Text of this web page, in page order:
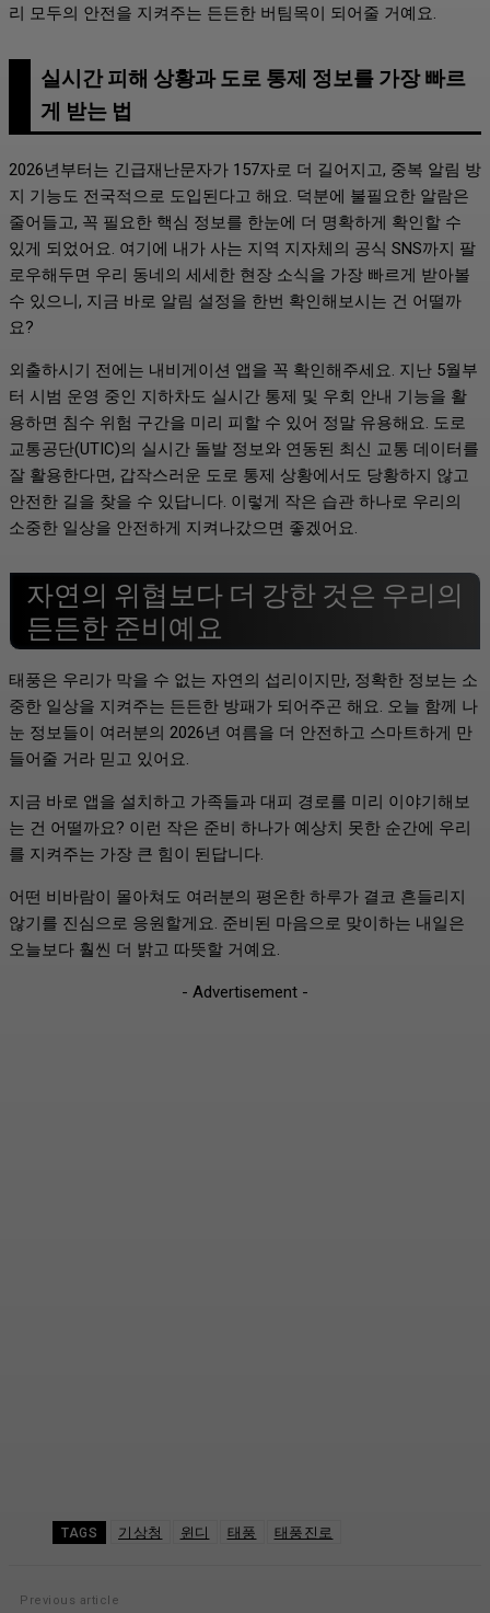
리 모두의 안전을 지켜주는 든든한 버팀목이 되어줄 거예요.
실시간 피해 상황과 도로 통제 정보를 가장 빠르
게 받는 법
2026년부터는 긴급재난문자가 157자로 더 길어지고, 중복 알림 방
지 기능도 전국적으로 도입된다고 해요. 덕분에 불필요한 알람은
줄어들고, 꼭 필요한 핵심 정보를 한눈에 더 명확하게 확인할 수
있게 되었어요. 여기에 내가 사는 지역 지자체의 공식 SNS까지 팔
로우해두면 우리 동네의 세세한 현장 소식을 가장 빠르게 받아볼
수 있으니, 지금 바로 알림 설정을 한번 확인해보시는 건 어떨까
요?
외출하시기 전에는 내비게이션 앱을 꼭 확인해주세요. 지난 5월부
터 시범 운영 중인 지하차도 실시간 통제 및 우회 안내 기능을 활
용하면 침수 위험 구간을 미리 피할 수 있어 정말 유용해요. 도로
교통공단(UTIC)의 실시간 돌발 정보와 연동된 최신 교통 데이터를
잘 활용한다면, 갑작스러운 도로 통제 상황에서도 당황하지 않고
안전한 길을 찾을 수 있답니다. 이렇게 작은 습관 하나로 우리의
소중한 일상을 안전하게 지켜나갔으면 좋겠어요.
자연의 위협보다 더 강한 것은 우리의
든든한 준비예요
태풍은 우리가 막을 수 없는 자연의 섭리이지만, 정확한 정보는 소
중한 일상을 지켜주는 든든한 방패가 되어주곤 해요. 오늘 함께 나
눈 정보들이 여러분의 2026년 여름을 더 안전하고 스마트하게 만
들어줄 거라 믿고 있어요.
지금 바로 앱을 설치하고 가족들과 대피 경로를 미리 이야기해보
는 건 어떨까요? 이런 작은 준비 하나가 예상치 못한 순간에 우리
를 지켜주는 가장 큰 힘이 된답니다.
어떤 비바람이 몰아쳐도 여러분의 평온한 하루가 결코 흔들리지
않기를 진심으로 응원할게요. 준비된 마음으로 맞이하는 내일은
오늘보다 훨씬 더 밝고 따뜻할 거예요.
- Advertisement -
TAGS 기상청 윈디 태풍 태풍진로
Previous article